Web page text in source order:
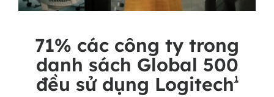
71% các công ty trong
danh sách Global 500
đều sử dụng Logitech1